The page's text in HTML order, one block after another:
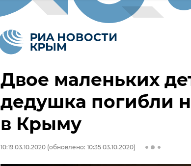
Двое маленьких
дедушка погибли
в Крыму
10:19 03.10.2020 (обновлено: 10:35 03.10.2020)